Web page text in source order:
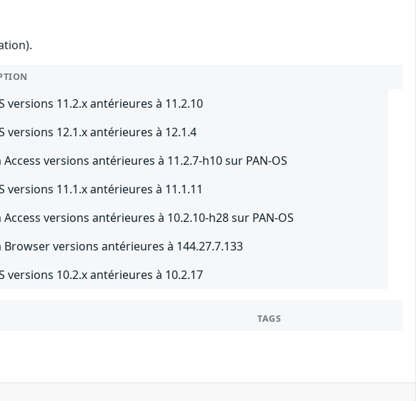
versions 11.2.x antérieures à 11.2.10
versions 12.1.x antérieures à 12.1.4
Access versions antérieures à 11.2.7-h10 sur PAN-OS
versions 11.1.x antérieures à 11.1.11
Access versions antérieures à 10.2.10-h28 sur PAN-OS
Browser versions antérieures à 144.27.7.133
versions 10.2.x antérieures à 10.2.17
TAGS